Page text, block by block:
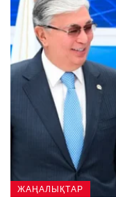
ЖАҢАЛЫҚТАР